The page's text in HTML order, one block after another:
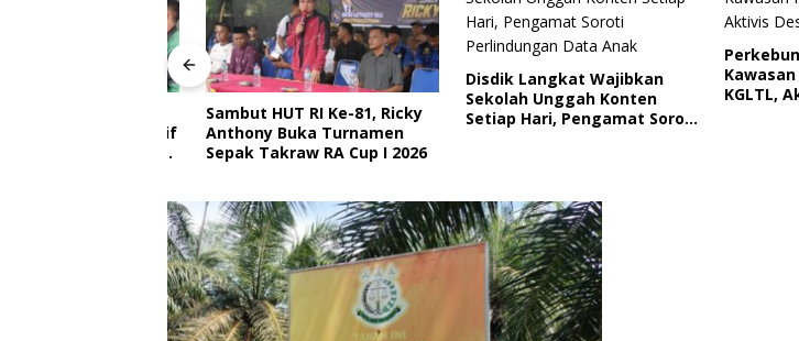
Sambut HUT RI Ke-81, Ricky
Anthony Buka Turnamen
Sepak Takraw RA Cup I 2026
Disdik Langkat Wajibkan
Sekolah Unggah Konten
Setiap Hari, Pengamat Soroti
Perkebunan
Kawasan
KGLTL,